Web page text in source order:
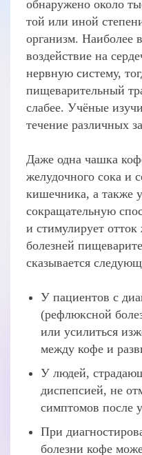
обнаружено около
той или иной
организм. Наиболее
воздействие на
нервную систему,
пищеварительный
слабее. Учёные
течение различных
Даже одна чашка
желудочного сока и
кишечника, а также
сокращательную
и стимулирует
болезней
сказывается
У пациентов с
(рефлюксной
или усилиться
между кофе и
У людей,
диспепсией, не
симптомов после
При
болезни кофе